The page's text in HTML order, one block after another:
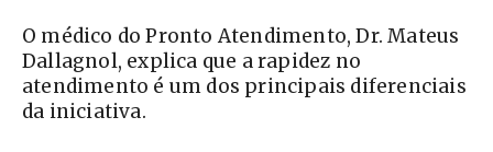
O médico do Pronto Atendimento, Dr. Mateus
Dallagnol, explica que a rapidez no
atendimento é um dos principais diferenciais
da iniciativa.